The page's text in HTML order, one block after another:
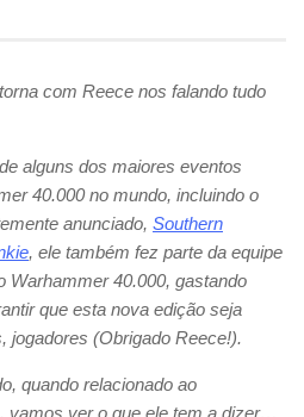
com Reece nos falando tudo
alguns dos maiores eventos
40.000 no mundo, incluindo o
anunciado, Southern
, ele também fez parte da equipe
Warhammer 40.000, gastando
que esta nova edição seja
jogadores (Obrigado Reece!).
quando relacionado ao